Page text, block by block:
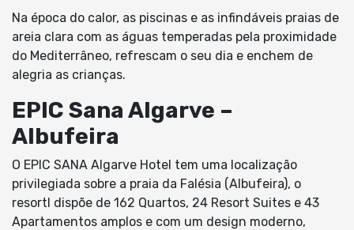
Na época do calor, as piscinas e as infindáveis praias de
areia clara com as águas temperadas pela proximidade
do Mediterrâneo, refrescam o seu dia e enchem de
alegria as crianças.
EPIC Sana Algarve –
Albufeira
O EPIC SANA Algarve Hotel tem uma localização
privilegiada sobre a praia da Falésia (Albufeira), o
resortl dispõe de 162 Quartos, 24 Resort Suites e 43
Apartamentos amplos e com um design moderno,